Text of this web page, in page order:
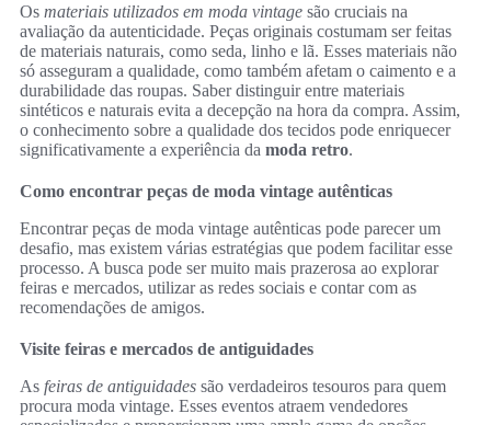
Os materiais utilizados em moda vintage são cruciais na
avaliação da autenticidade. Peças originais costumam ser feitas
de materiais naturais, como seda, linho e lã. Esses materiais não
só asseguram a qualidade, como também afetam o caimento e a
durabilidade das roupas. Saber distinguir entre materiais
sintéticos e naturais evita a decepção na hora da compra. Assim,
o conhecimento sobre a qualidade dos tecidos pode enriquecer
significativamente a experiência da moda retro.
Como encontrar peças de moda vintage autênticas
Encontrar peças de moda vintage autênticas pode parecer um
desafio, mas existem várias estratégias que podem facilitar esse
processo. A busca pode ser muito mais prazerosa ao explorar
feiras e mercados, utilizar as redes sociais e contar com as
recomendações de amigos.
Visite feiras e mercados de antiguidades
As feiras de antiguidades são verdadeiros tesouros para quem
procura moda vintage. Esses eventos atraem vendedores